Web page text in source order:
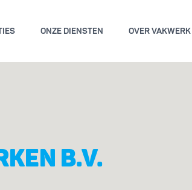
ONZE DIENSTEN OVER
B.V.